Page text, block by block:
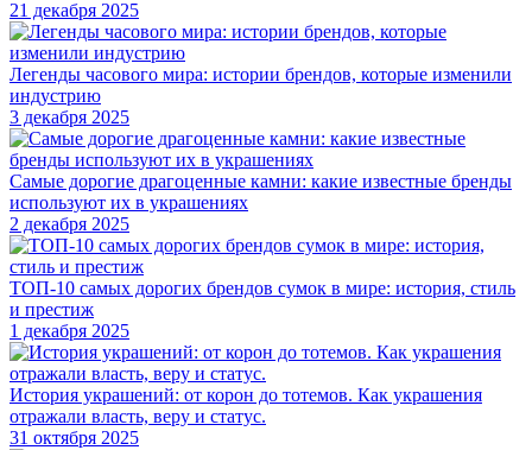
21 декабря 2025
Легенды часового мира: истории брендов, которые изменили
индустрию
3 декабря 2025
Самые дорогие драгоценные камни: какие известные бренды
используют их в украшениях
2 декабря 2025
ТОП-10 самых дорогих брендов сумок в мире: история, стиль
и престиж
1 декабря 2025
История украшений: от корон до тотемов. Как украшения
отражали власть, веру и статус.
31 октября 2025